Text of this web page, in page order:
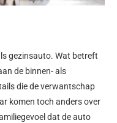
gezinsauto. Wat betreft
de binnen- als
die de verwantschap
komen toch anders over
dat de auto